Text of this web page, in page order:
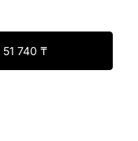
51 740 ₸